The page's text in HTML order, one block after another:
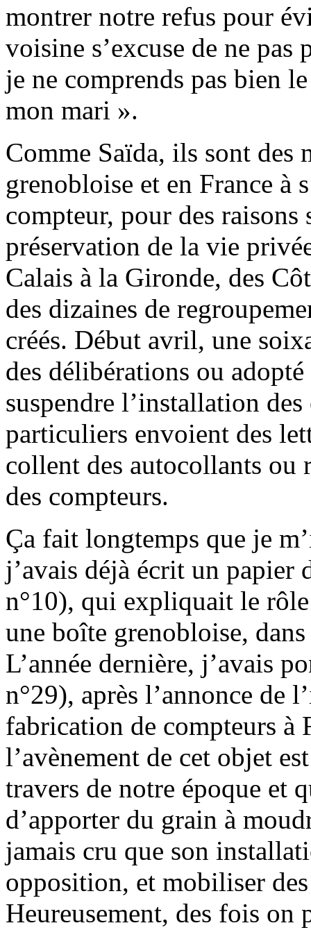
montrer notre refus pour
voisine s’excuse de ne
je ne comprends pas bien
mon mari ».
Comme Saïda, ils sont des
grenobloise et en France à
compteur, pour des
préservation de la vie
Calais à la Gironde, des
des dizaines de
créés. Début avril, une
des délibérations ou
suspendre l’installation
particuliers envoient des
collent des autocollants ou
des compteurs.
Ça fait longtemps que je
j’avais déjà écrit un papier
n°10), qui expliquait le
une boîte grenobloise,
L’année dernière, j’avais
n°29), après l’annonce de
fabrication de compteurs à
l’avènement de cet objet
travers de notre époque et
d’apporter du grain à
jamais cru que son
opposition, et mobiliser
Heureusement, des fois on